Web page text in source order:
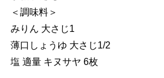
＜調味料＞
みりん 大さじ1
薄口しょうゆ 大さじ1/2
塩 適量 キヌサヤ 6枚